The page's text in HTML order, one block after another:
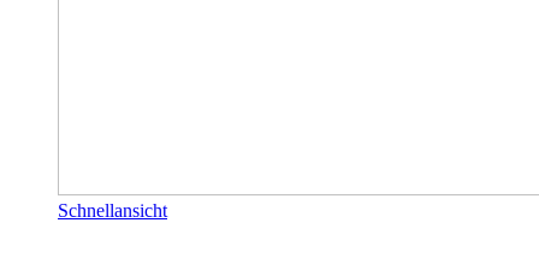
Schnellansicht